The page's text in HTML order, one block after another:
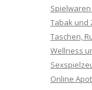
Tabak und
Taschen,
Wellness
Online